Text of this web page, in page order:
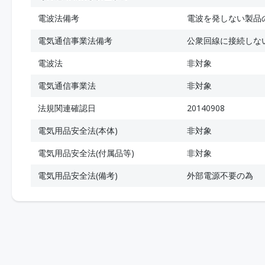
電波法備考
電波を発しない製品
電気通信事業法備考
公衆回線に接続しな
電波法
非対象
電気通信事業法
非対象
法規関連確認日
20140908
電気用品安全法(本体)
非対象
電気用品安全法(付属品等)
非対象
電気用品安全法(備考)
外部電源不要の為